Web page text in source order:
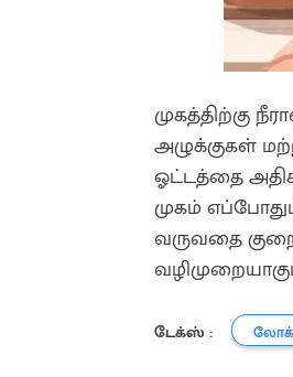
முகத்திற்கு
அழுக்குகள்
ஓட்டத்தை
முகம்
வருவதை
டேக்ஸ் :